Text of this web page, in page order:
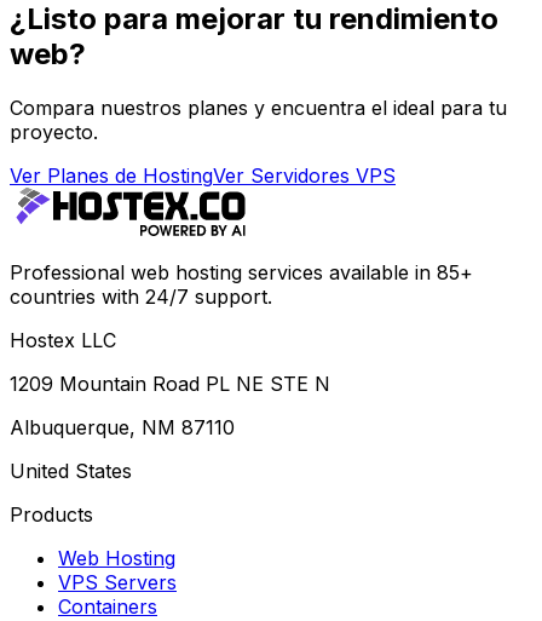
¿Listo para mejorar tu rendimiento
web?
Compara nuestros planes y encuentra el ideal para tu
proyecto.
Ver Planes de HostingVer Servidores VPS
Professional web hosting services available in 85+
countries with 24/7 support.
Hostex LLC
1209 Mountain Road PL NE STE N
Albuquerque, NM 87110
United States
Products
Web Hosting
VPS Servers
Containers